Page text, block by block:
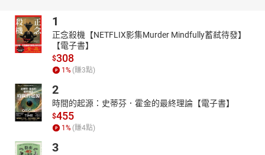
1
正念殺機【NETFLIX影集Murder Mindfully蓄弒待發】
【電子書】
$308
1% (賺3點)
2
時間的起源：史蒂芬．霍金的最終理論【電子書】
$455
1% (賺4點)
3